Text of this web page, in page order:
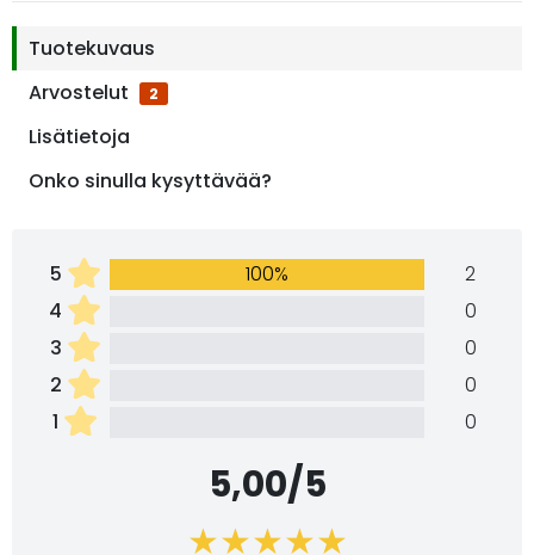
Tuotekuvaus
Arvostelut
2
Lisätietoja
Onko sinulla kysyttävää?
5 100%
2
4
0
3
0
2
0
1
0
5,00/5